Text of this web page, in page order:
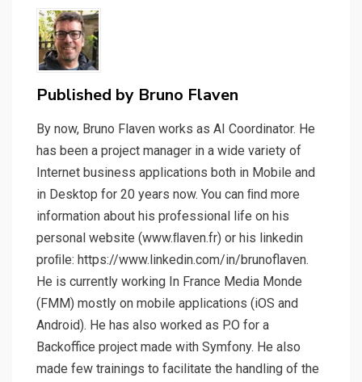
Published by Bruno Flaven
By now, Bruno Flaven works as AI Coordinator. He
has been a project manager in a wide variety of
Internet business applications both in Mobile and
in Desktop for 20 years now. You can ﬁnd more
information about his professional life on his
personal website (www.ﬂaven.fr) or his linkedin
proﬁle: https://www.linkedin.com/in/brunoflaven.
He is currently working In France Media Monde
(FMM) mostly on mobile applications (iOS and
Android). He has also worked as P.O for a
Backoffice project made with Symfony. He also
made few trainings to facilitate the handling of the